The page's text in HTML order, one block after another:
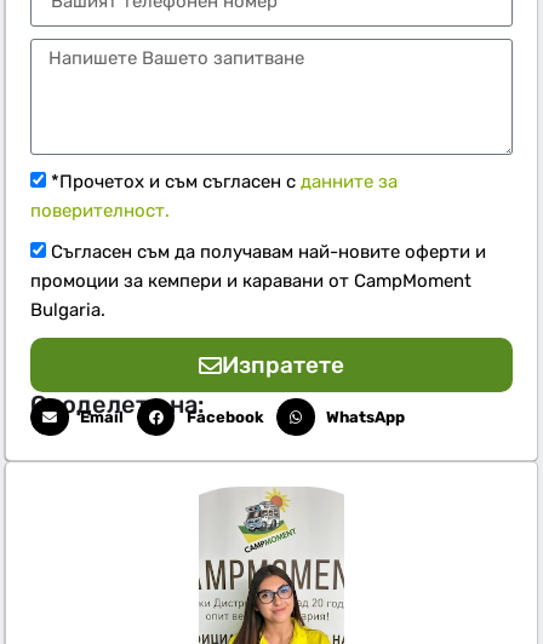
*Прочетох и съм съгласен сданните за
поверителност.
Съгласен съм да получавам най-новите оферти и
промоции за кемпери и каравани от CampMoment
Bulgaria.
Изпратете
Споделете на:
Email Facebook WhatsApp